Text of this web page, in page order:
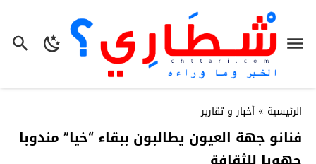
الرئيسية » أخبار و تقارير
فنانو جهة العيون يطالبون ببقاء “خيا” مندوبا